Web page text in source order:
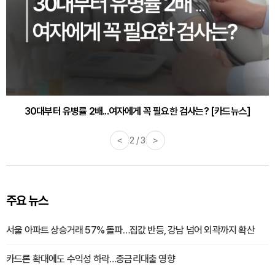
30대부터 유병률 2배...여자에게 꼭 필요한 검사는? [카드뉴스]
< 2 / 3 >
주요 뉴스
서울 아파트 상승거래 57% 돌파…집값 반등, 강남 넘어 외곽까지 확산
카드론 확대에도 수익성 하락…중금리대출 영향